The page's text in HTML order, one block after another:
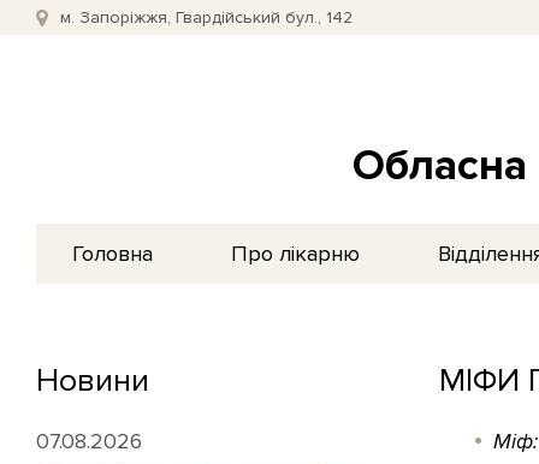
м. Запоріжжя, Гвардійський бул., 142
Обласна
Головна Про лікарню
Новини
07.08.2026
МІФИ
Міф: